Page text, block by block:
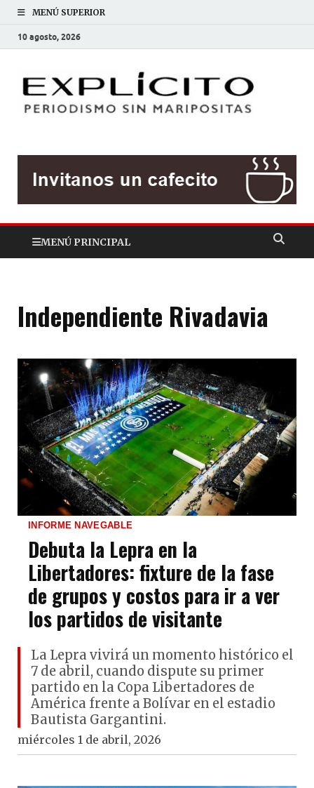
MENÚ SUPERIOR
10 agosto, 2026
MENÚ PRINCIPAL
Independiente Rivadavia
INFORME NAVEGABLE
Debuta la Lepra en la
Libertadores: fixture de la fase
de grupos y costos para ir a ver
los partidos de visitante
La Lepra vivirá un momento histórico el
7 de abril, cuando dispute su primer
partido en la Copa Libertadores de
América frente a Bolívar en el estadio
Bautista Gargantini.
miércoles 1 de abril, 2026